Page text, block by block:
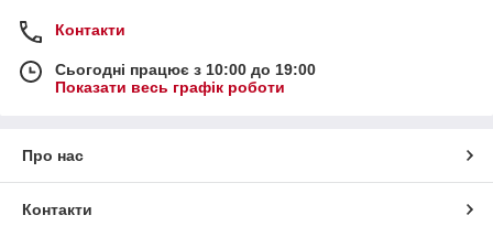
Контакти
Сьогодні працює з 10:00 до 19:00
Показати весь графік роботи
Про нас
Контакти